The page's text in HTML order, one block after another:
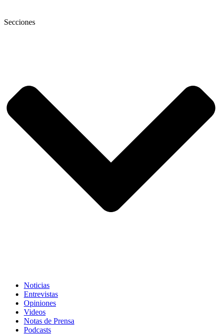
Secciones
Noticias
Entrevistas
Opiniones
Videos
Notas de Prensa
Podcasts